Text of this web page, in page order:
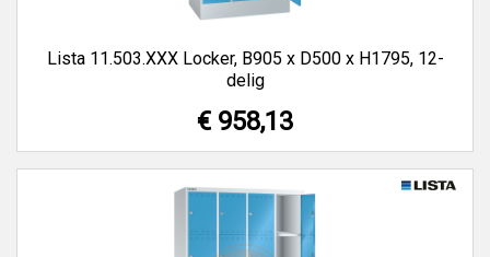
Lista 11.503.XXX Locker, B905 x D500 x H1795, 12-
delig
€ 958,13